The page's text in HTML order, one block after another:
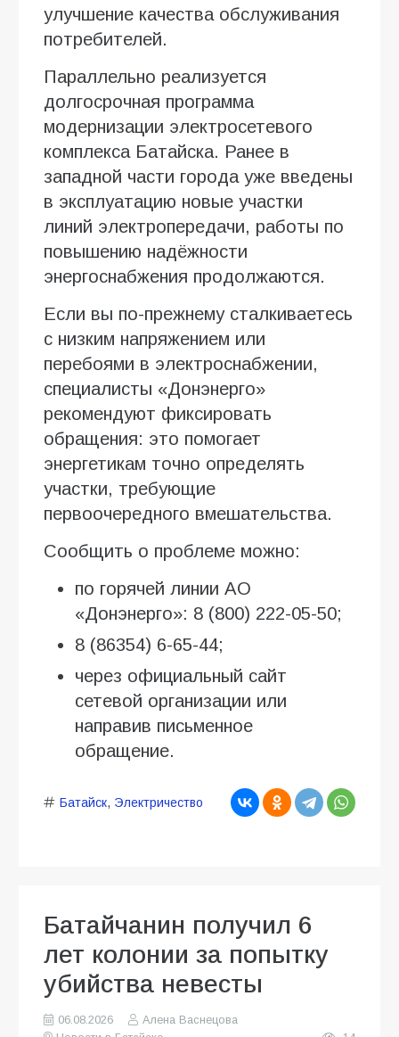
улучшение качества обслуживания
потребителей.
Параллельно реализуется
долгосрочная программа
модернизации электросетевого
комплекса Батайска. Ранее в
западной части города уже введены
в эксплуатацию новые участки
линий электропередачи, работы по
повышению надёжности
энергоснабжения продолжаются.
Если вы по-прежнему сталкиваетесь
с низким напряжением или
перебоями в электроснабжении,
специалисты «Донэнерго»
рекомендуют фиксировать
обращения: это помогает
энергетикам точно определять
участки, требующие
первоочередного вмешательства.
Сообщить о проблеме можно:
по горячей линии АО
«Донэнерго»: 8 (800) 222-05-50;
8 (86354) 6-65-44;
через официальный сайт
сетевой организации или
направив письменное
обращение.
Батайск, Электричество
Батайчанин получил 6
лет колонии за попытку
убийства невесты
06.08.2026
Алена Васнецова